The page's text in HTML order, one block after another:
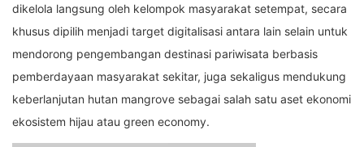
dikelola langsung oleh kelompok masyarakat setempat, secara
khusus dipilih menjadi target digitalisasi antara lain selain untuk
mendorong pengembangan destinasi pariwisata berbasis
pemberdayaan masyarakat sekitar, juga sekaligus mendukung
keberlanjutan hutan mangrove sebagai salah satu aset ekonomi
ekosistem hijau atau green economy.